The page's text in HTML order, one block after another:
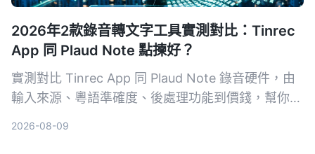
2026年2款錄音轉文字工具實測對比：Tinrec
App 同 Plaud Note 點揀好？
實測對比 Tinrec App 同 Plaud Note 錄音硬件，由
輸入來源、粵語準確度、後處理功能到價錢，幫你揀
2026-08-09